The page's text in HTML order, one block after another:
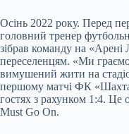
Осінь 2022 року. Перед
головний тренер
зібрав команду на «Арені
переселенцям. «Ми
вимушений жити на
першому матчі ФК
гостях з рахунком 1:4. Це
Must Go On.